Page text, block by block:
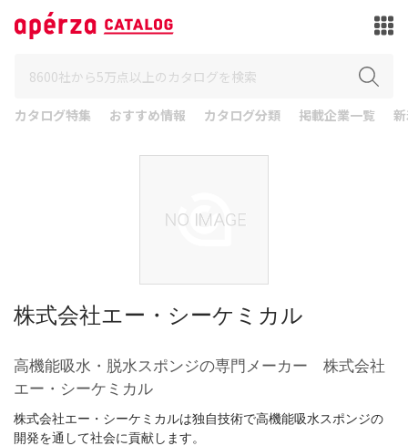
カタログ特集 おすすめ情報 カタログ分類 掲載企業一覧
株式会社エー・シーケミカル
高機能吸水・脱水スポンジの専門メーカー 株式会社
エー・シーケミカル
株式会社エー・シーケミカルは独自技術で高機能吸水スポンジの
開発を通して社会に貢献します。